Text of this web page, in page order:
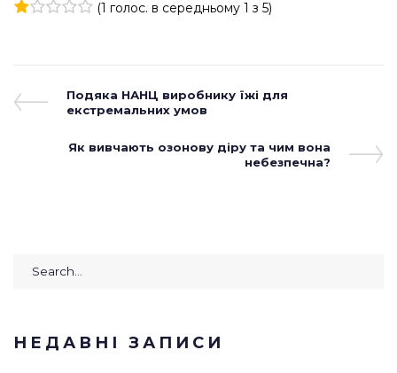
(1 голос. в середньому 1 з 5)
Навігація
Previous
Post
Подяка НАНЦ виробнику їжі для
екстремальних умов
Next
Як вивчають озонову діру та чим вона
небезпечна?
Search
НЕДАВНІ ЗАПИСИ